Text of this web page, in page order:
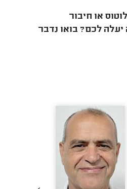
או חיבור
לכם? בואו נדבר